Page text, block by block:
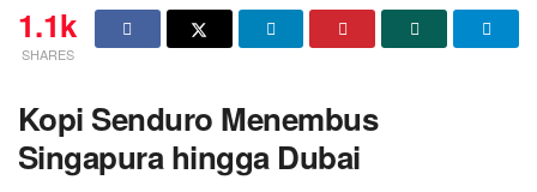
1.1k
SHARES
Kopi Senduro Menembus
Singapura hingga Dubai